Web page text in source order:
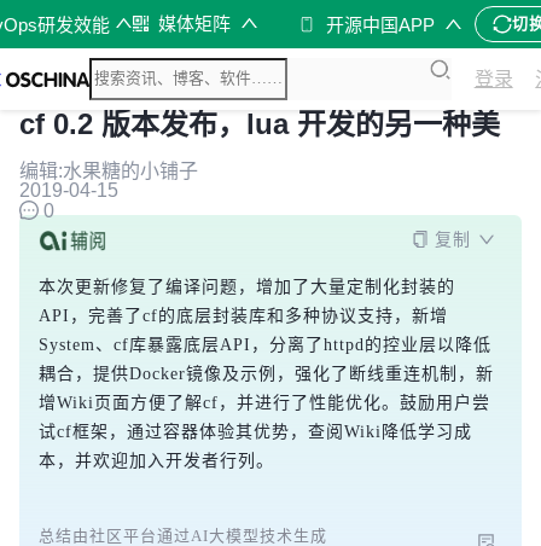
研发效能 媒体矩阵 开源中国APP 切
登录
cf 0.2 版本发布，lua 开发的另一种美
编辑:水果糖的小铺子
2019-04-15
0
复制
本次更新修复了编译问题，增加了大量定制化封装的
API，完善了cf的底层封装库和多种协议支持，新增
System、cf库暴露底层API，分离了httpd的控业层以降低
耦合，提供Docker镜像及示例，强化了断线重连机制，新
增Wiki页面方便了解cf，并进行了性能优化。鼓励用户尝
试cf框架，通过容器体验其优势，查阅Wiki降低学习成
本，并欢迎加入开发者行列。
总结由社区平台通过AI大模型技术生成